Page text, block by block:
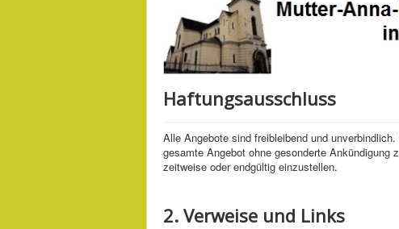
Haftungsausschluss
Alle Angebote sind freibleibend und
gesamte Angebot ohne gesonderte Ankündigung
zeitweise oder endgültig einzustellen.
2. Verweise und Links